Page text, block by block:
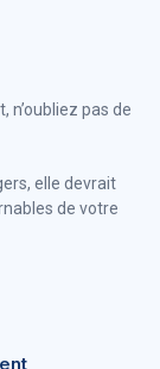
pas de
elle devrait
de votre